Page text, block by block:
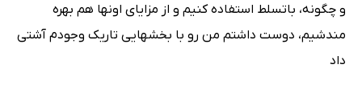
و چگونه، باتسلط استفاده کنیم و از مزایای اونها هم بهره
مندشیم، دوست داشتم من رو با بخشهایی تاریک وجودم آشتی
داد